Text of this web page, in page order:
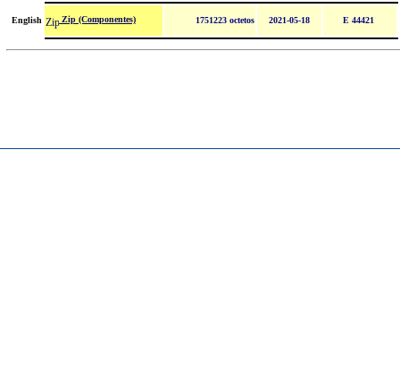
English Zip (Componentes) 1751223 octetos 2021-05-18 E 44421